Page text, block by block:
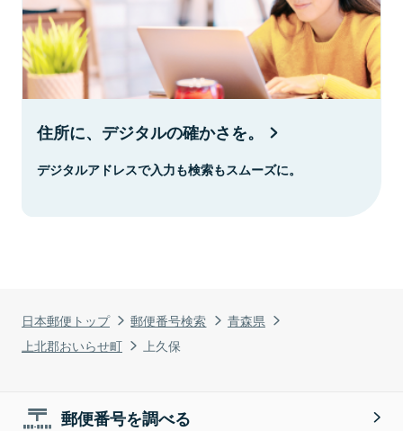
日本郵便トップ 郵便番号検索
青森県
上北郡おいらせ町
上久保
住所に、デジタルの確かさを。
デジタルアドレスで入力も検索もスムーズに。
郵便番号を調べる